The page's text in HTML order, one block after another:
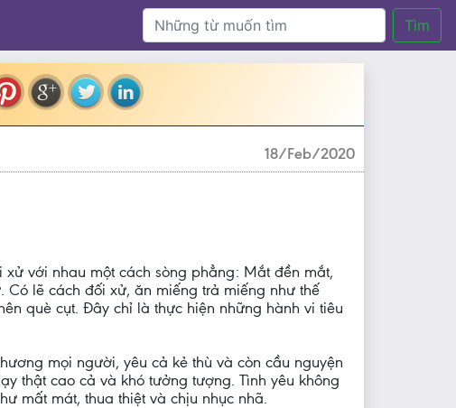
Tìm
18/Feb/2020
với nhau một cách sòng phẳng: Mắt đền mắt,
lẽ cách đối xử, ăn miếng trả miếng như thế
què cụt. Đây chỉ là thực hiện những hành vi tiêu
mọi người, yêu cả kẻ thù và còn cầu nguyện
thật cao cả và khó tưởng tượng. Tình yêu không
mất mát, thua thiệt và chịu nhục nhã.